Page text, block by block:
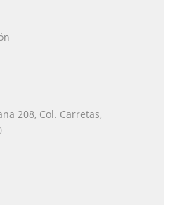
208, Col. Carretas,